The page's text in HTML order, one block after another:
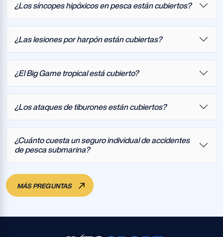
¿Los síncopes hipóxicos en pesca están cubiertos?
¿Las lesiones por harpón están cubiertas?
¿El Big Game tropical está cubierto?
¿Los ataques de tiburones están cubiertos?
¿Cuánto cuesta un seguro individual de accidentes
de pesca submarina?
MÁS PREGUNTAS